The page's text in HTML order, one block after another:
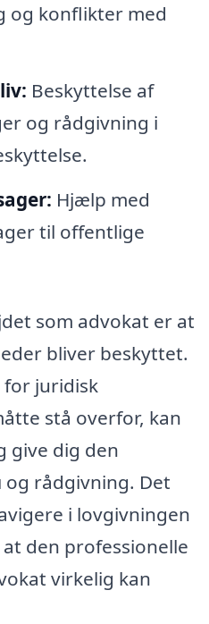
og konflikter med
Beskyttelse af
og rådgivning i
Hjælp med
til offentlige
som advokat er at
bliver beskyttet.
for juridisk
stå overfor, kan
give dig den
rådgivning. Det
i lovgivningen
den professionelle
virkelig kan